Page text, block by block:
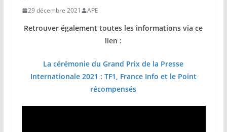
29 décembre 2021 APE
Retrouver également toutes les informations via ce
lien :
La cérémonie du Grand Prix de la Presse
Internationale 2021 : TF1, France Info et le Point
récompensés